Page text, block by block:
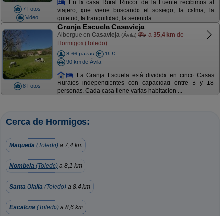
7 Fotos
Video
En la casa Rural Rincón de la Fuente recibimos al
viajero, que viene buscando el sosiego, la calma, la
quietud, la tranquilidad, la serenida ...
8 Fotos
Granja Escuela Casavieja
Albergue en Casavieja (Ávila) a 35,4 km de
Hormigos (Toledo)
8-66 plazas
19 €
90 km de Ávila
La Granja Escuela está dividida en cinco Casas
Rurales independientes con capacidad entre 8 y 18
personas. Cada casa tiene varias habitacion ...
Cerca de Hormigos:
Maqueda (Toledo) a 7,4 km
Nombela (Toledo) a 8,1 km
Santa Olalla (Toledo) a 8,4 km
Escalona (Toledo) a 8,6 km